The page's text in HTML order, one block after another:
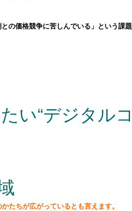
の価格競争に苦しんでいる」という課題
い“デジタルコ
たちが広がっているとも言えます。